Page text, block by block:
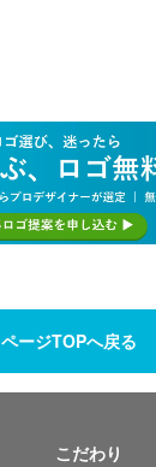
ページTOPへ戻る
こだわり